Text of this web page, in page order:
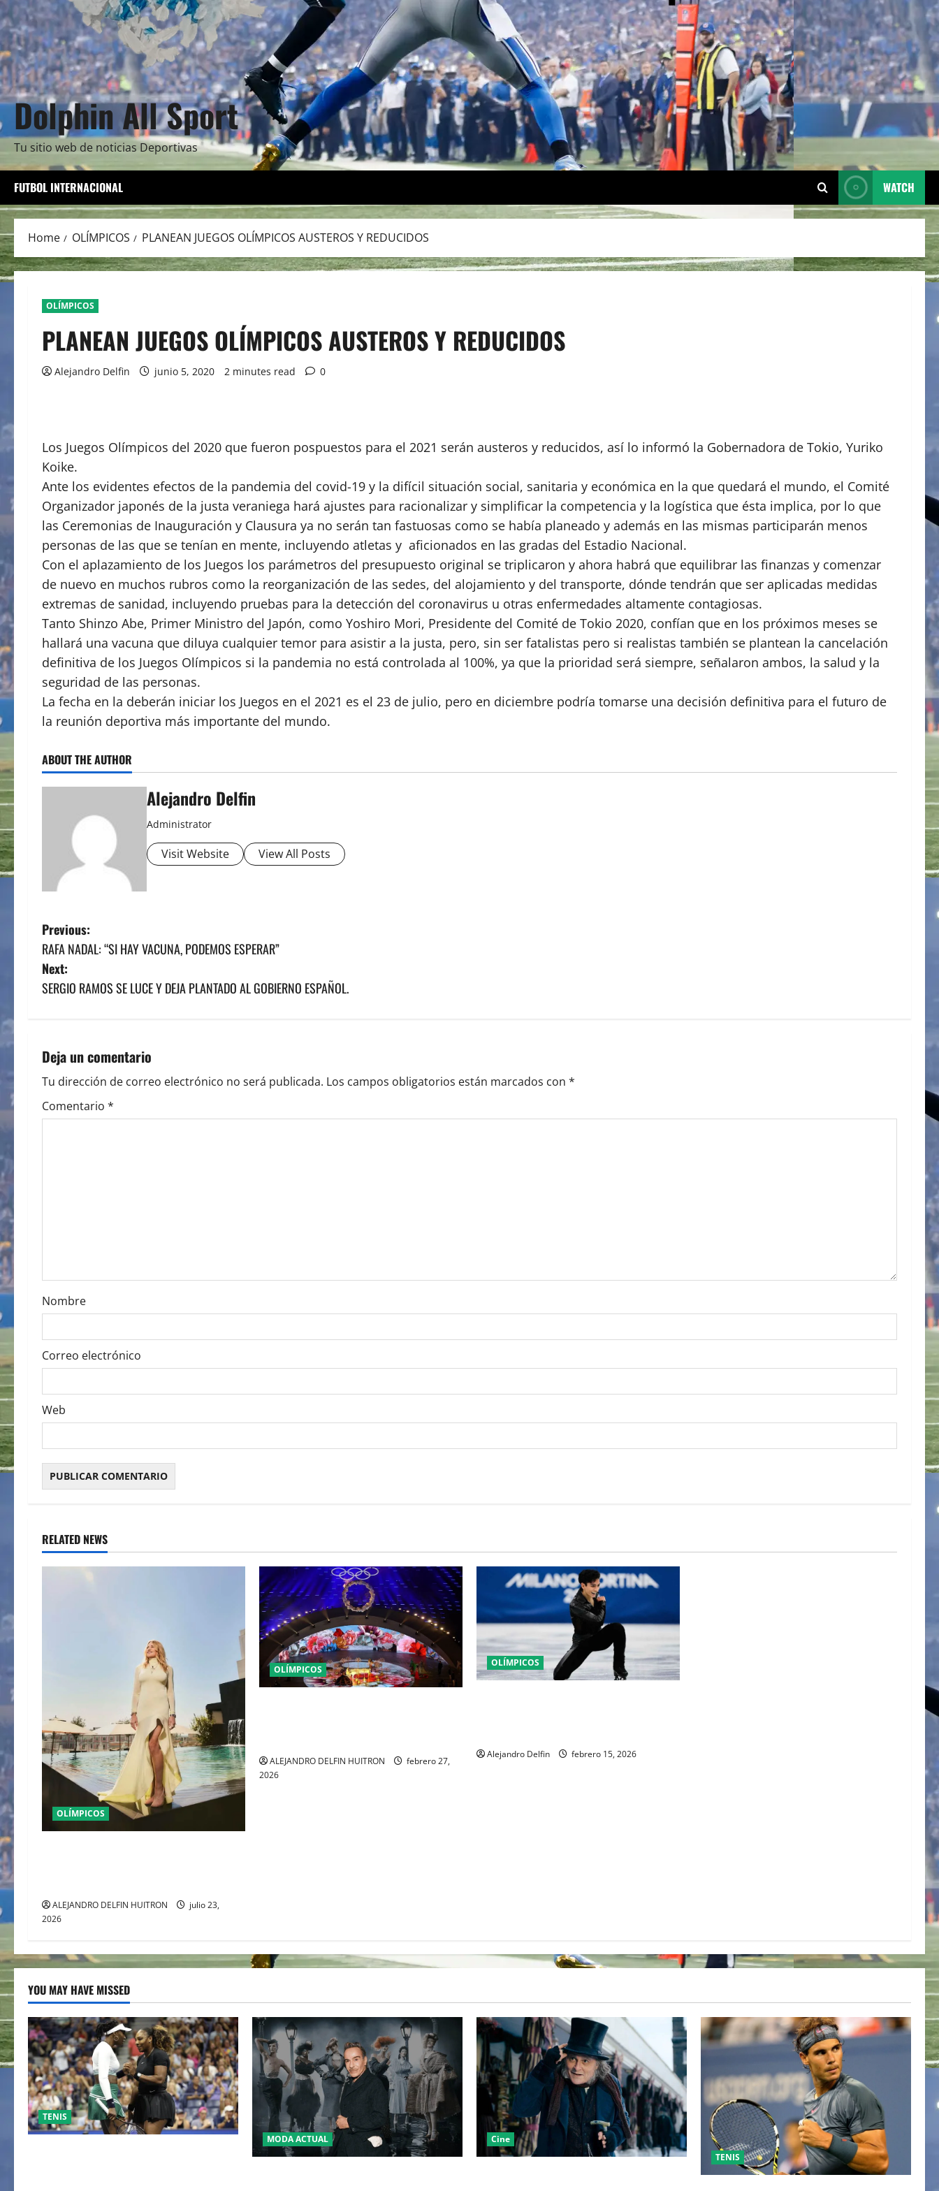
Dolphin All Sport
Tu sitio web de noticias Deportivas
FUTBOL INTERNACIONAL WATCH
Home OLÍMPICOS PLANEAN JUEGOS OLÍMPICOS AUSTEROS Y REDUCIDOS
OLÍMPICOS
PLANEAN JUEGOS OLÍMPICOS AUSTEROS Y REDUCIDOS
Alejandro Delfin junio 5, 2020 2 minutes read 0
Los Juegos Olímpicos del 2020 que fueron pospuestos para el 2021 serán austeros y reducidos, así lo informó la Gobernadora de Tokio, Yuriko
Koike.
Ante los evidentes efectos de la pandemia del covid-19 y la difícil situación social, sanitaria y económica en la que quedará el mundo, el Comité
Organizador japonés de la justa veraniega hará ajustes para racionalizar y simplificar la competencia y la logística que ésta implica, por lo que
las Ceremonias de Inauguración y Clausura ya no serán tan fastuosas como se había planeado y además en las mismas participarán menos
personas de las que se tenían en mente, incluyendo atletas y aficionados en las gradas del Estadio Nacional.
Con el aplazamiento de los Juegos los parámetros del presupuesto original se triplicaron y ahora habrá que equilibrar las finanzas y comenzar
de nuevo en muchos rubros como la reorganización de las sedes, del alojamiento y del transporte, dónde tendrán que ser aplicadas medidas
extremas de sanidad, incluyendo pruebas para la detección del coronavirus u otras enfermedades altamente contagiosas.
Tanto Shinzo Abe, Primer Ministro del Japón, como Yoshiro Mori, Presidente del Comité de Tokio 2020, confían que en los próximos meses se
hallará una vacuna que diluya cualquier temor para asistir a la justa, pero, sin ser fatalistas pero si realistas también se plantean la cancelación
definitiva de los Juegos Olímpicos si la pandemia no está controlada al 100%, ya que la prioridad será siempre, señalaron ambos, la salud y la
seguridad de las personas.
La fecha en la deberán iniciar los Juegos en el 2021 es el 23 de julio, pero en diciembre podría tomarse una decisión definitiva para el futuro de
la reunión deportiva más importante del mundo.
ABOUT THE AUTHOR
Alejandro Delfin
Administrator
Visit Website View All Posts
P
o
s
n
a
v
o
n
Previous:
RAFA NADAL: “SI HAY VACUNA, PODEMOS ESPERAR”
Next:
SERGIO RAMOS SE LUCE Y DEJA PLANTADO AL GOBIERNO ESPAÑOL.
Deja un comentario
Tu dirección de correo electrónico no será publicada. Los campos obligatorios están marcados con *
Comentario *
Nombre
Correo electrónico
Web
RELATED NEWS
OLÍMPICOS
ALEJANDRO DELFIN HUITRON
julio 23,
2026
OLÍMPICOS
ALEJANDRO DELFIN HUITRON
febrero 27,
2026
OLÍMPICOS
Alejandro Delfin febrero 15, 2026
YOU MAY HAVE MISSED
TENIS
MODA ACTUAL Cine
TENIS